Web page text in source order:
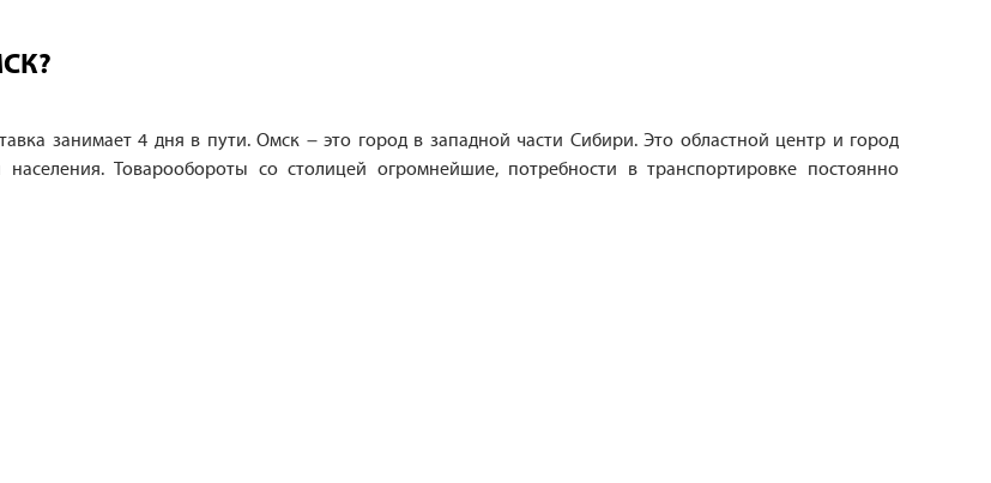
занимает 4 дня в пути. Омск – это город в западной части Сибири. Это областной центр и город
Товарообороты со столицей огромнейшие, потребности в транспортировке постоянно